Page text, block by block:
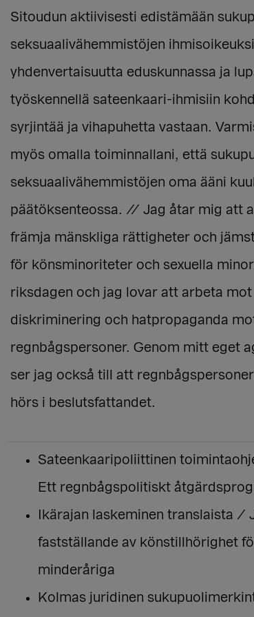
Sitoudun aktiivisesti edistämään
seksuaalivähemmistöjen
yhdenvertaisuutta eduskunnassa ja
työskennellä sateenkaari-ihmisiin
syrjintää ja vihapuhetta vastaan.
myös omalla toiminnallani, että
seksuaalivähemmistöjen oma ääni
päätöksenteossa. // Jag åtar mig att
främja mänskliga rättigheter och
för könsminoriteter och sexuella
riksdagen och jag lovar att arbeta mot
diskriminering och hatpropaganda
regnbågspersoner. Genom mitt eget
ser jag också till att
hörs i beslutsfattandet.
Sateenkaaripoliittinen
Ett regnbågspolitiskt
Ikärajan laskeminen translaista /
fastställande av könstillhörighet
minderåriga
Kolmas juridinen